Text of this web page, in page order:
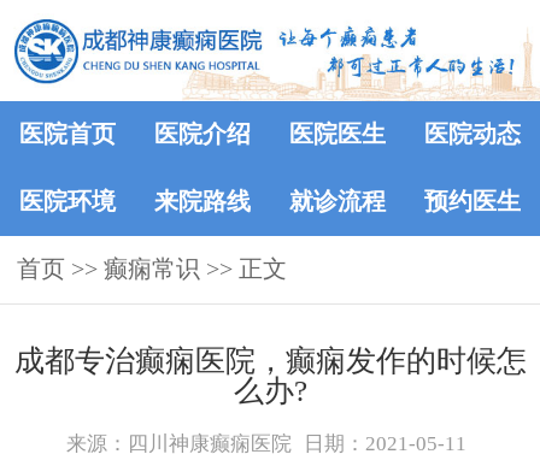
医院首页 医院介绍 医院医生 医院动态
医院环境 来院路线 就诊流程 预约医生
首页 >> 癫痫常识 >> 正文
成都专治癫痫医院，癫痫发作的时候怎
么办?
来源：四川神康癫痫医院 日期：2021-05-11